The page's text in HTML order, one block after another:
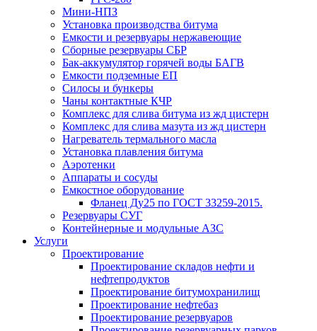
Мини-НПЗ
Установка производства битума
Емкости и резервуары нержавеющие
Сборные резервуары СБР
Бак-аккумулятор горячей воды БАГВ
Емкости подземные ЕП
Силосы и бункеры
Чаны контактные КЧР
Комплекс для слива битума из жд цистерн
Комплекс для слива мазута из жд цистерн
Нагреватель термального масла
Установка плавления битума
Аэротенки
Аппараты и сосуды
Емкостное оборудование
Фланец Ду25 по ГОСТ 33259-2015.
Резервуары СУГ
Контейнерные и модульные АЗС
Услуги
Проектирование
Проектирование складов нефти и
нефтепродуктов
Проектирование битумохранилищ
Проектирование нефтебаз
Проектирование резервуаров